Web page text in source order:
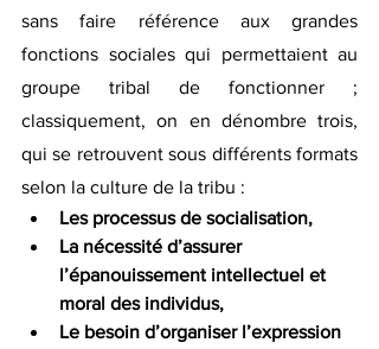
sans faire référence aux grandes
fonctions sociales qui permettaient au
groupe tribal de fonctionner ;
classiquement, on en dénombre trois,
qui se retrouvent sous différents formats
selon la culture de la tribu :
Les processus de socialisation,
La nécessité d’assurer
l’épanouissement intellectuel et
moral des individus,
Le besoin d’organiser l’expression